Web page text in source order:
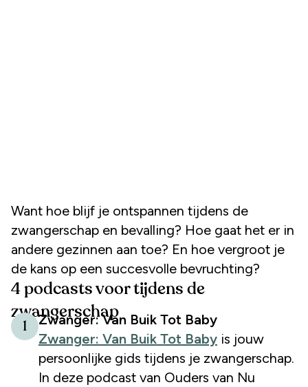
Want hoe blijf je ontspannen tijdens de
zwangerschap en bevalling? Hoe gaat het er in
andere gezinnen aan toe? En hoe vergroot je
de kans op een succesvolle bevruchting?
4 podcasts voor tijdens de
zwangerschap
1
Zwanger: Van Buik Tot Baby
Zwanger: Van Buik Tot Baby is jouw
persoonlijke gids tijdens je zwangerschap.
In deze podcast van Ouders van Nu